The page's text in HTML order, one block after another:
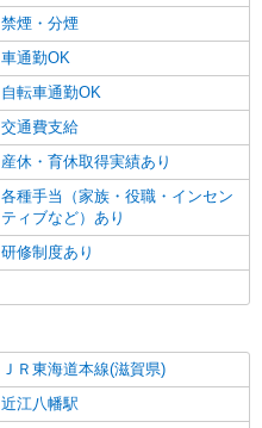
禁煙・分煙
車通勤OK
自転車通勤OK
交通費支給
産休・育休取得実績あり
各種手当（家族・役職・インセン
ティブなど）あり
研修制度あり
ＪＲ東海道本線(滋賀県)
近江八幡駅